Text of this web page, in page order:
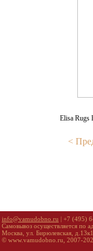
Elisa Rugs
<
info@vamudobno.ru | +7 (495)
Самовывоз осуществляется по
Москва, ул. Бирюлевская, д.13к1
© www.vamudobno.ru, 2007-